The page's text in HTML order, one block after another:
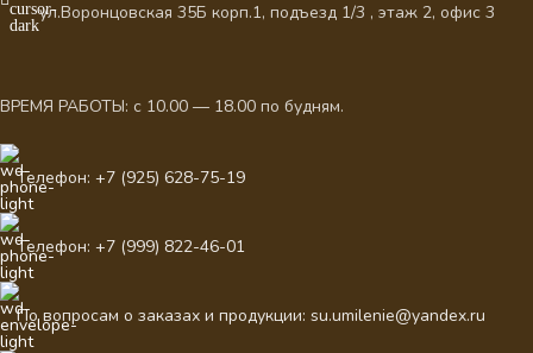
ул.Воронцовская 35Б корп.1, подъезд 1/3 , этаж 2, офис 3
ВРЕМЯ РАБОТЫ: с 10.00 — 18.00 по будням.
Телефон: +7 (925) 628-75-19
Телефон: +7 (999) 822-46-01
По вопросам о заказах и продукции: su.umilenie@yandex.ru